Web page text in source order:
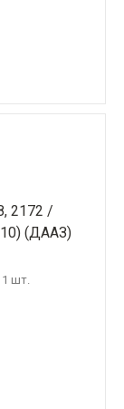
2172 /
(ДААЗ)
шт.